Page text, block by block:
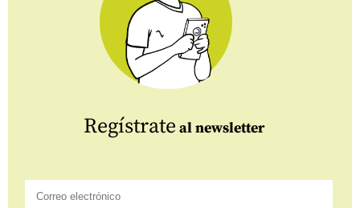
Regístrate al newsletter